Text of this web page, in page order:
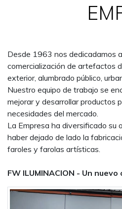
Desde 1963 nos dedicadamos
comercialización de artefactos
exterior, alumbrado público,
Nuestro equipo de trabajo se
mejorar y desarrollar productos
necesidades del mercado.
La Empresa ha diversificado su
haber dejado de lado la
faroles y farolas artísticas.
FW ILUMINACION - Un